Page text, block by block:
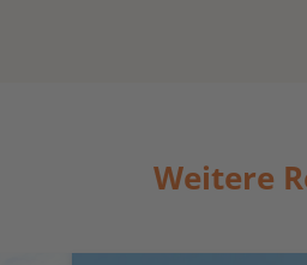
Weitere